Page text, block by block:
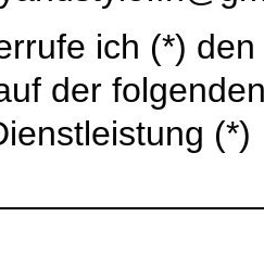
ich (*)
der
(*)